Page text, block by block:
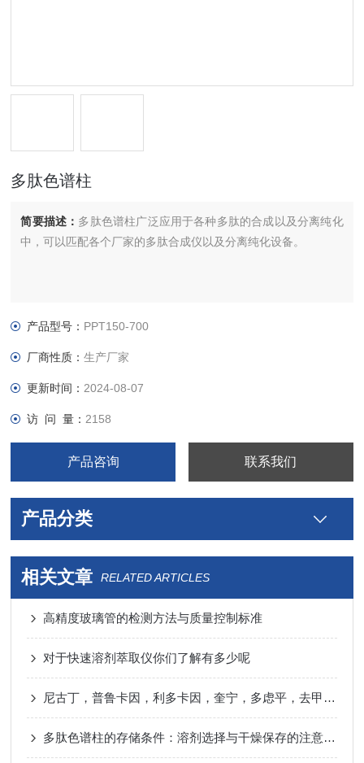
多肽色谱柱
简要描述： 多肽色谱柱广泛应用于各种多肽的合成以及分离纯化
中，可以匹配各个厂家的多肽合成仪以及分离纯化设备。
产品型号： PPT150-700
厂商性质：生产厂家
更新时间： 2024-08-07
访 问 量： 2158
产品咨询 联系我们
产品分类
相关文章 RELATED ARTICLES
高精度玻璃管的检测方法与质量控制标准
对于快速溶剂萃取仪你们了解有多少呢
尼古丁，普鲁卡因，利多卡因，奎宁，多虑平，去甲替林，阿米替林分析
多肽色谱柱的存储条件：溶剂选择与干燥保存的注意事项​